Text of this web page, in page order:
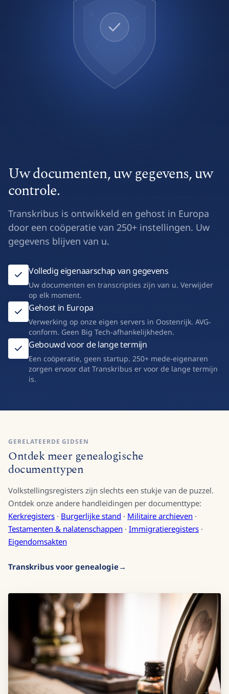
Uw documenten, uw gegevens, uw
controle.
Transkribus is ontwikkeld en gehost in Europa
door een coöperatie van 250+ instellingen. Uw
gegevens blijven van u.
Volledig eigenaarschap van gegevens
Uw documenten en transcripties zijn van u. Verwijder
op elk moment.
Gehost in Europa
Verwerking op onze eigen servers in Oostenrijk. AVG-
conform. Geen Big Tech-afhankelijkheden.
Gebouwd voor de lange termijn
Een coöperatie, geen startup. 250+ mede-eigenaren
zorgen ervoor dat Transkribus er voor de lange termijn
is.
GERELATEERDE GIDSEN
Ontdek meer genealogische
documenttypen
Volkstellingsregisters zijn slechts een stukje van de puzzel.
Ontdek onze andere handleidingen per documenttype:
Kerkregisters · Burgerlijke stand · Militaire archieven ·
Testamenten & nalatenschappen · Immigratieregisters ·
Eigendomsakten
Transkribus voor genealogie